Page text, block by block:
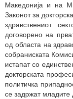
Македонија и на
Законот за
здравствениот
договорено на
од областа на
собраниската
истапат со
докторската
политичка
се задржат младите